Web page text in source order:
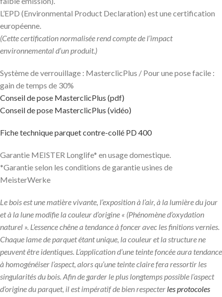
L’EPD (Environmental Product Declaration) est une certification
européenne.
(Cette certification normalisée rend compte de l’impact
environnemental d’un produit.)
Système de verrouillage : MasterclicPlus / Pour une pose facile :
gain de temps de 30%
Conseil de pose MasterclicPlus (pdf)
Conseil de pose MasterclicPlus (vidéo)
Fiche technique parquet contre-collé PD 400
Garantie MEISTER Longlife* en usage domestique.
*Garantie selon les conditions de garantie usines de
MeisterWerke
Le bois est une matière vivante, l’exposition à l’air, à la lumière du jour
et à la lune modifie la couleur d’origine « (Phénomène d’oxydation
naturel ». L’essence chêne a tendance à foncer avec les finitions vernies.
Chaque lame de parquet étant unique, la couleur et la structure ne
peuvent être identiques. L’application d’une teinte foncée aura tendance
à homogénéiser l’aspect, alors qu’une teinte claire fera ressortir les
singularités du bois. Afin de garder le plus longtemps possible l’aspect
d’origine du parquet, il est impératif de bien respecter les protocoles